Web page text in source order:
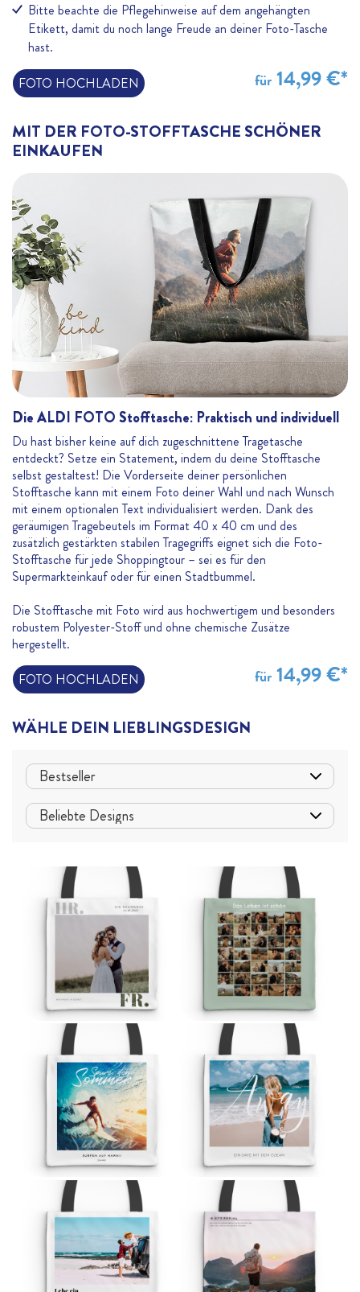
MIT DER FOTO-STOFFTASCHE SCHÖNER
EINKAUFEN
Die ALDI FOTO Stofftasche: Praktisch und individuell
Du hast bisher keine auf dich zugeschnittene Tragetasche
entdeckt? Setze ein Statement, indem du deine Stofftasche
selbst gestaltest! Die Vorderseite deiner persönlichen
Stofftasche kann mit einem Foto deiner Wahl und nach Wunsch
mit einem optionalen Text individualisiert werden. Dank des
geräumigen Tragebeutels im Format 40 x 40 cm und des
zusätzlich gestärkten stabilen Tragegriffs eignet sich die Foto-
Stofftasche für jede Shoppingtour – sei es für den
Supermarkteinkauf oder für einen Stadtbummel.
Die Stofftasche mit Foto wird aus hochwertigem und besonders
robustem Polyester-Stoff und ohne chemische Zusätze
hergestellt.
FOTO HOCHLADEN
für 14,99 €*
Bitte beachte die Pflegehinweise auf dem angehängten
Etikett, damit du noch lange Freude an deiner Foto-Tasche
hast.
FOTO HOCHLADEN
für 14,99 €*
WÄHLE DEIN LIEBLINGSDESIGN